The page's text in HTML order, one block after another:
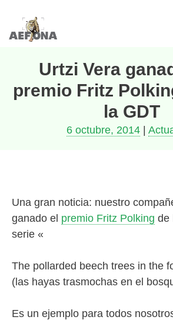
Saltar
Urtzi Vera
premio Fritz
la GDT
6 octubre, 2014|
Una gran noticia: nuestro
ganado el premio Fritz Polking de
serie «
The pollarded beech trees in the
(las hayas trasmochas en el
Es un ejemplo para todos